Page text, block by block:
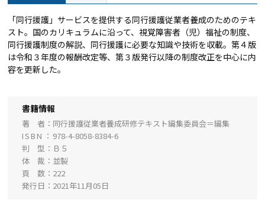
「同行援護」サービスを提供する同行援護従業者養成のためのテキ
スト。国のカリキュラムに沿って、視覚障害者（児）福祉の制度、
同行援護制度の解説、同行援護に必要な知識や技術を収載。第４版
は令和３年度の報酬改定等、第３版発行以降の制度改正を中心に内
容を更新した。
書籍情報
著 者
同行援護従業者養成研修テキスト編集委員会＝編集
ISBN
978-4-8058-8384-6
判 型
Ｂ５
体 裁
並製
頁 数
222
発行日
2021年11月05日